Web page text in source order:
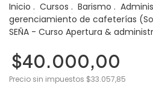
Inicio . Cursos . Barismo .
gerenciamiento de cafeterías
SEÑA - Curso Apertura &
$40.000,00
Precio sin impuestos $33.057,85